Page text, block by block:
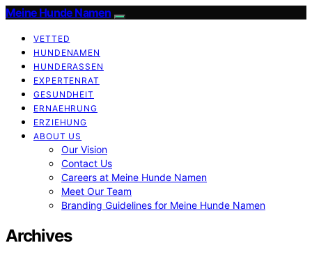
Meine Hunde Namen
VETTED
HUNDENAMEN
HUNDERASSEN
EXPERTENRAT
GESUNDHEIT
ERNAEHRUNG
ERZIEHUNG
ABOUT US
Our Vision
Contact Us
Careers at Meine Hunde Namen
Meet Our Team
Branding Guidelines for Meine Hunde Namen
Archives